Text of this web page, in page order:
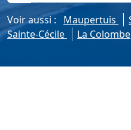
Voir aussi : Maupertuis
Sainte-Cécile
La Colombe